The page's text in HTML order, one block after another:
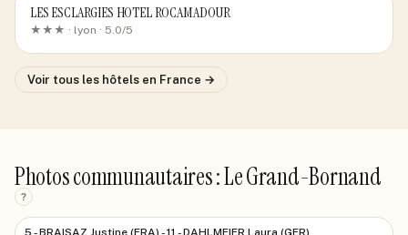
LES ESCLARGIES HOTEL ROCAMADOUR
★★★ · lyon · 5.0/5
Voir tous les hôtels en France →
Photos communautaires : Le Grand-Bornand
?
5 - BRAISAZ Justine (FRA) - 11 - DAHLMEIER Laura (GER)